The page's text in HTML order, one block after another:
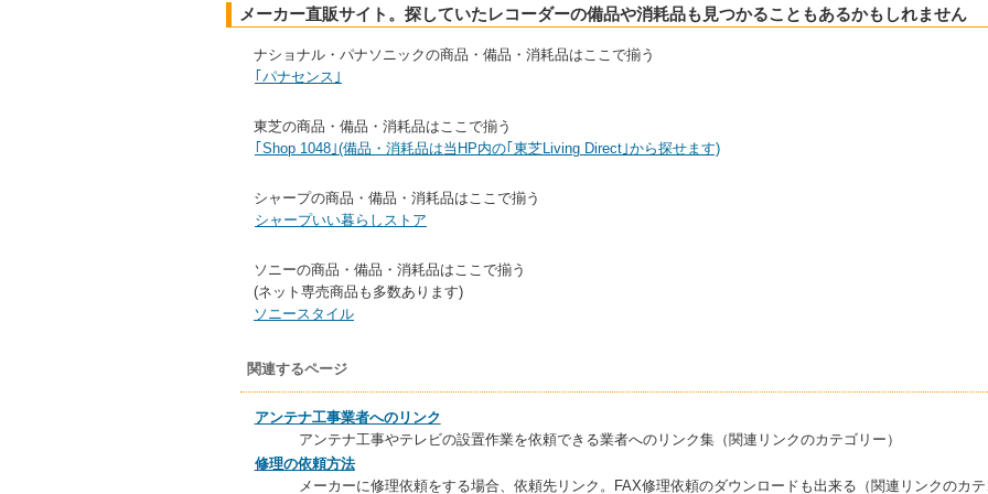
メーカー直販サイト。探していたレコーダーの備品や消耗品も見つかることもあるかもしれません
ナショナル・パナソニックの商品・備品・消耗品はここで揃う
｢パナセンス｣
東芝の商品・備品・消耗品はここで揃う
｢Shop 1048｣(備品・消耗品は当HP内の｢東芝Living Direct｣から探せます)
シャープの商品・備品・消耗品はここで揃う
シャープいい暮らしストア
ソニーの商品・備品・消耗品はここで揃う
(ネット専売商品も多数あります)
ソニースタイル
関連するページ
アンテナ工事業者へのリンク
アンテナ工事やテレビの設置作業を依頼できる業者へのリンク集（関連リンクのカテゴリー）
修理の依頼方法
メーカーに修理依頼をする場合、依頼先リンク。FAX修理依頼のダウンロードも出来る（関連リンクのカ